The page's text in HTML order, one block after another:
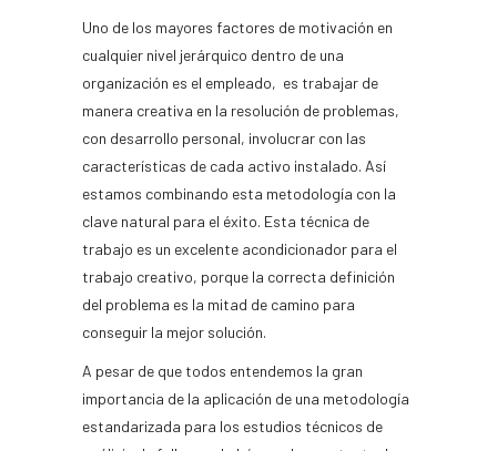
Uno de los mayores factores de motivación en
cualquier nivel jerárquico dentro de una
organización es el empleado, es trabajar de
manera creativa en la resolución de problemas,
con desarrollo personal, involucrar con las
características de cada activo instalado. Así
estamos combinando esta metodología con la
clave natural para el éxito. Esta técnica de
trabajo es un excelente acondicionador para el
trabajo creativo, porque la correcta definición
del problema es la mitad de camino para
conseguir la mejor solución.
A pesar de que todos entendemos la gran
importancia de la aplicación de una metodología
estandarizada para los estudios técnicos de